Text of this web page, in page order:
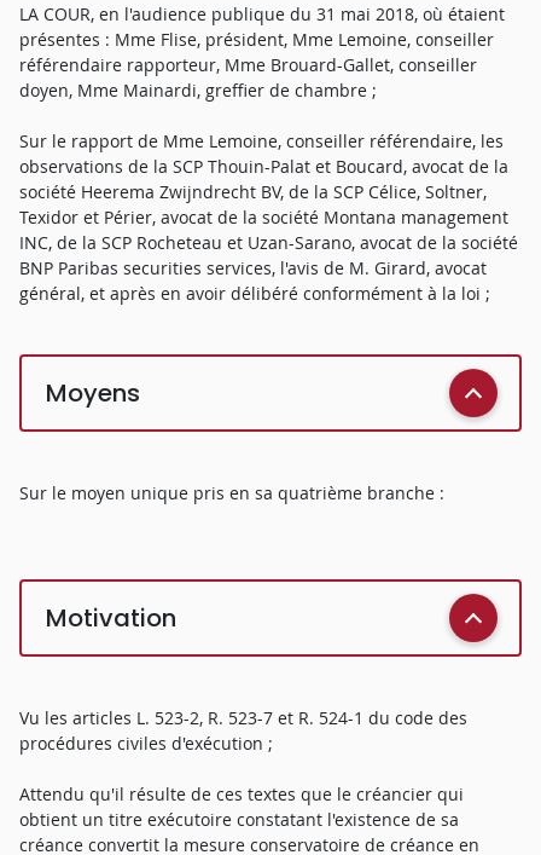
LA COUR, en l'audience publique du 31 mai 2018, où étaient
présentes : Mme Flise, président, Mme Lemoine, conseiller
référendaire rapporteur, Mme Brouard-Gallet, conseiller
doyen, Mme Mainardi, greffier de chambre ;
Sur le rapport de Mme Lemoine, conseiller référendaire, les
observations de la SCP Thouin-Palat et Boucard, avocat de la
société Heerema Zwijndrecht BV, de la SCP Célice, Soltner,
Texidor et Périer, avocat de la société Montana management
INC, de la SCP Rocheteau et Uzan-Sarano, avocat de la société
BNP Paribas securities services, l'avis de M. Girard, avocat
général, et après en avoir délibéré conformément à la loi ;
Moyens
Sur le moyen unique pris en sa quatrième branche :
Motivation
Vu les articles L. 523-2, R. 523-7 et R. 524-1 du code des
procédures civiles d'exécution ;
Attendu qu'il résulte de ces textes que le créancier qui
obtient un titre exécutoire constatant l'existence de sa
créance convertit la mesure conservatoire de créance en